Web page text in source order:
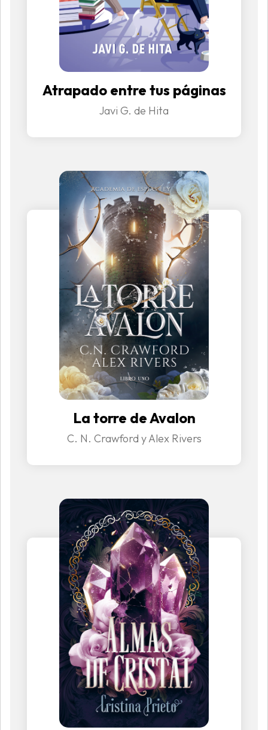
Atrapado entre tus páginas
Javi G. de Hita
La torre de Avalon
C. N. Crawford y Alex Rivers